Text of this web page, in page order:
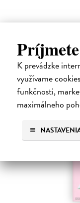
K prevádzke
využívame
funkčnosti,
maximálneho